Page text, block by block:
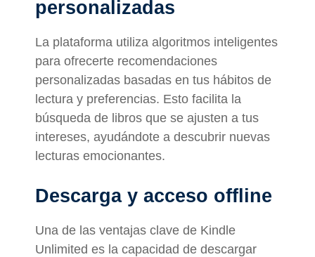
personalizadas
La plataforma utiliza algoritmos inteligentes
para ofrecerte recomendaciones
personalizadas basadas en tus hábitos de
lectura y preferencias. Esto facilita la
búsqueda de libros que se ajusten a tus
intereses, ayudándote a descubrir nuevas
lecturas emocionantes.
Descarga y acceso offline
Una de las ventajas clave de Kindle
Unlimited es la capacidad de descargar